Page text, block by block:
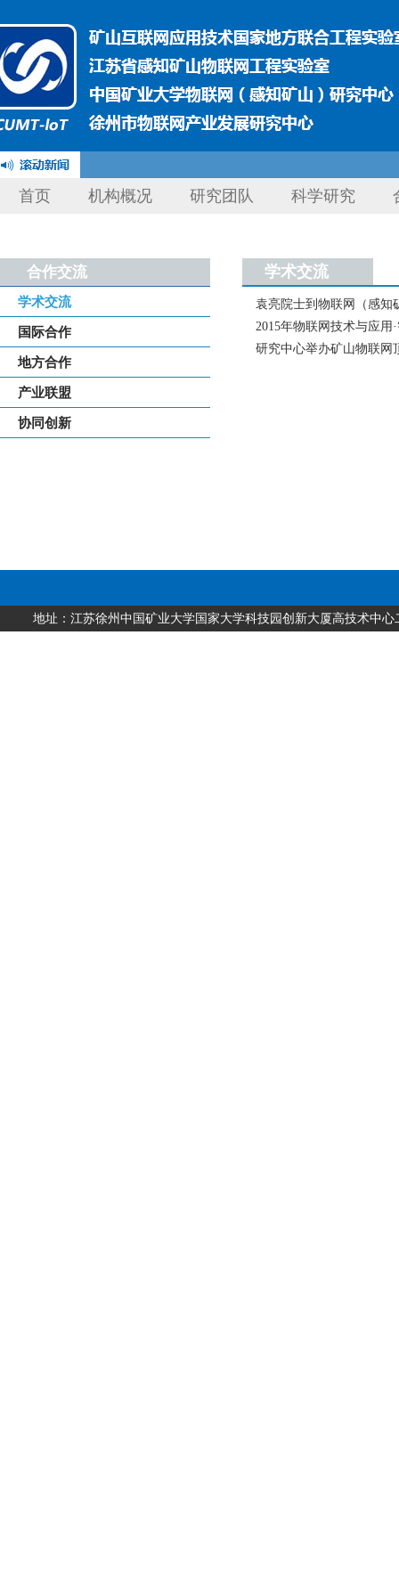
首页 机构概况 研究团队 科学研究
合作交流
学术交流
国际合作
地方合作
产业联盟
协同创新
学术交流
袁亮院士到物联网（感知
2015年物联网技术与应用
研究中心举办矿山物联网
地址：江苏徐州中国矿业大学国家大学科技园创新大厦高技术